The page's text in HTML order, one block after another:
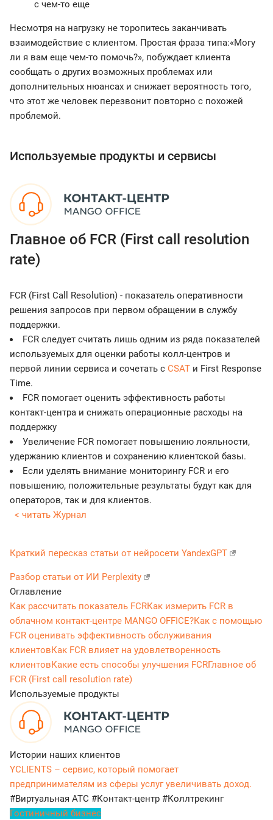
с чем-то еще
Несмотря на нагрузку не торопитесь заканчивать
взаимодействие с клиентом. Простая фраза типа:«Могу
ли я вам еще чем-то помочь?», побуждает клиента
сообщать о других возможных проблемах или
дополнительных нюансах и снижает вероятность того,
что этот же человек перезвонит повторно с похожей
проблемой.
Используемые продукты и сервисы
Главное об FCR (First call resolution
rate)
FCR (First Call Resolution) - показатель оперативности
решения запросов при первом обращении в службу
поддержки.
FCR следует считать лишь одним из ряда показателей
используемых для оценки работы колл-центров и
первой линии сервиса и сочетать с CSAT и First Response
Time.
FCR помогает оценить эффективность работы
контакт-центра и снижать операционные расходы на
поддержку
Увеличение FCR помогает повышению лояльности,
удержанию клиентов и сохранению клиентской базы.
Если уделять внимание мониторингу FCR и его
повышению, положительные результаты будут как для
операторов, так и для клиентов.
< читать Журнал
Краткий пересказ статьи от нейросети YandexGPT
Разбор статьи от ИИ Perplexity
Оглавление
Как рассчитать показатель FCRКак измерить FCR в
облачном контакт-центре MANGO OFFICE?Как с помощью
FCR оценивать эффективность обслуживания
клиентовКак FCR влияет на удовлетворенность
клиентовКакие есть способы улучшения FCRГлавное об
FCR (First call resolution rate)
Используемые продукты
Истории наших клиентов
YCLIENTS – сервис, который помогает
предпринимателям из сферы услуг увеличивать доход.
#Виртуальная АТС #Контакт-центр #Коллтрекинг
Гостиничный бизнес